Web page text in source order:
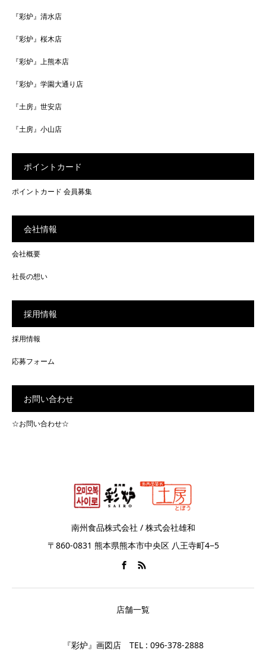
『彩炉』清水店
『彩炉』桜木店
『彩炉』上熊本店
『彩炉』学園大通り店
『土房』世安店
『土房』小山店
ポイントカード
ポイントカード 会員募集
会社情報
会社概要
社長の想い
採用情報
採用情報
応募フォーム
お問い合わせ
☆お問い合わせ☆
南州食品株式会社 / 株式会社雄和
〒860-0831 熊本県熊本市中央区 八王寺町4−5
店舗一覧
『彩炉』画図店 TEL : 096-378-2888